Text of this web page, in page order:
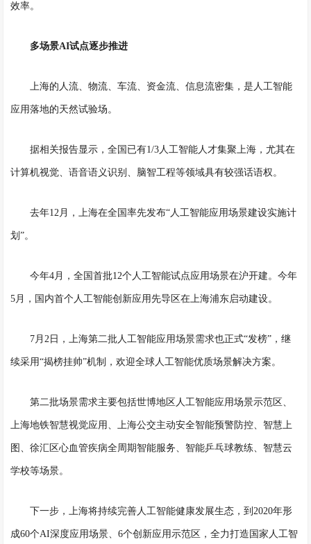
效率。
多场景AI试点逐步推进
上海的人流、物流、车流、资金流、信息流密集，是人工智能
应用落地的天然试验场。
据相关报告显示，全国已有1/3人工智能人才集聚上海，尤其在
计算机视觉、语音语义识别、脑智工程等领域具有较强话语权。
去年12月，上海在全国率先发布“人工智能应用场景建设实施计
划”。
今年4月，全国首批12个人工智能试点应用场景在沪开建。今年
5月，国内首个人工智能创新应用先导区在上海浦东启动建设。
7月2日，上海第二批人工智能应用场景需求也正式“发榜”，继
续采用“揭榜挂帅”机制，欢迎全球人工智能优质场景解决方案。
第二批场景需求主要包括世博地区人工智能应用场景示范区、
上海地铁智慧视觉应用、上海公交主动安全智能预警防控、智慧上
图、徐汇区心血管疾病全周期智能服务、智能乒乓球教练、智慧云
学校等场景。
下一步，上海将持续完善人工智能健康发展生态，到2020年形
成60个AI深度应用场景、6个创新应用示范区，全力打造国家人工智